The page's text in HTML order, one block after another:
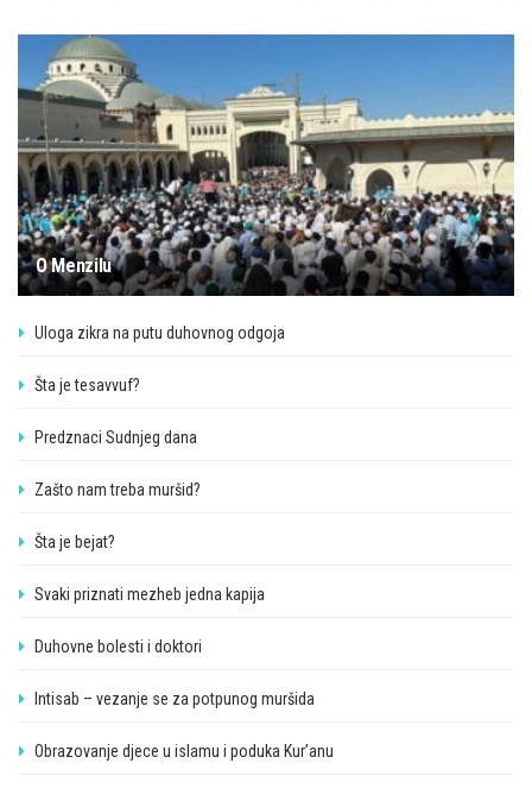
O Menzilu
Uloga zikra na putu duhovnog odgoja
Šta je tesavvuf?
Predznaci Sudnjeg dana
Zašto nam treba muršid?
Šta je bejat?
Svaki priznati mezheb jedna kapija
Duhovne bolesti i doktori
Intisab – vezanje se za potpunog muršida
Obrazovanje djece u islamu i poduka Kur’anu